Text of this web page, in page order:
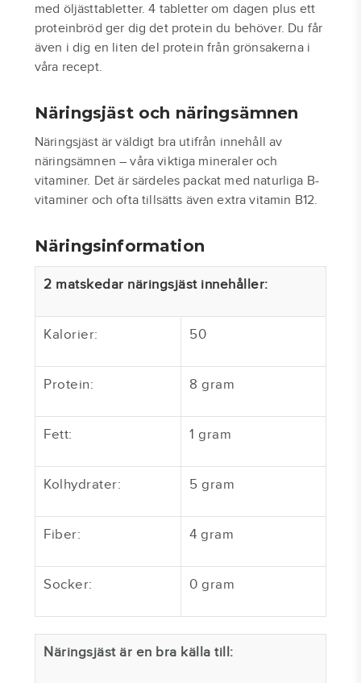
med öljästtabletter. 4 tabletter om dagen plus ett
proteinbröd ger dig det protein du behöver. Du får
även i dig en liten del protein från grönsakerna i
våra recept.
Näringsjäst och näringsämnen
Näringsjäst är väldigt bra utifrån innehåll av
näringsämnen – våra viktiga mineraler och
vitaminer. Det är särdeles packat med naturliga B-
vitaminer och ofta tillsätts även extra vitamin B12.
Näringsinformation
2 matskedar näringsjäst innehåller:
Kalorier: 50
Protein: 8 gram
Fett: 1 gram
Kolhydrater: 5 gram
Fiber: 4 gram
Socker: 0 gram
Näringsjäst är en bra källa till: